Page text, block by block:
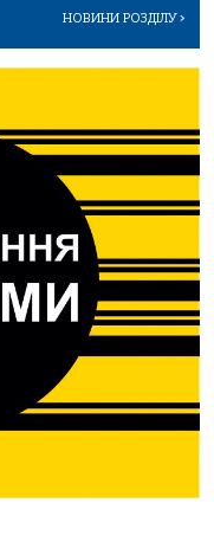
НОВИНИ РОЗДІЛУ>